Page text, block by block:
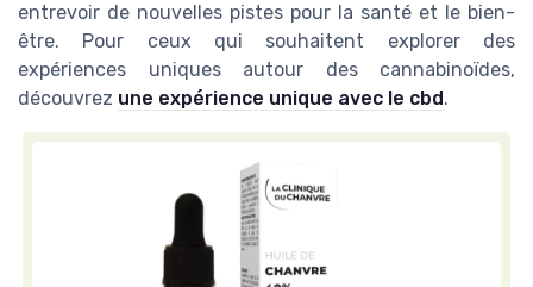
entrevoir de nouvelles pistes pour la santé et le bien-
être. Pour ceux qui souhaitent explorer des
expériences uniques autour des cannabinoïdes,
découvrez une expérience unique avec le cbd.